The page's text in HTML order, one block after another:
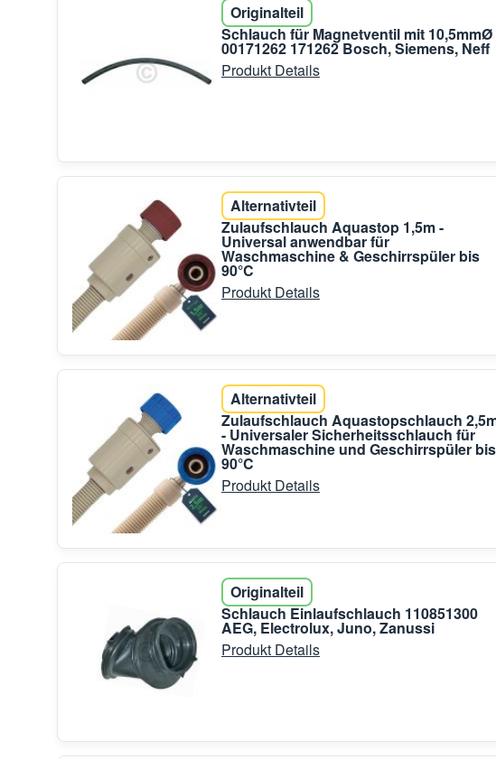
Originalteil
Schlauch für Magnetventil mit 10,5mmØ
00171262 171262 Bosch, Siemens, Neff
Produkt Details
Alternativteil
Zulaufschlauch Aquastop 1,5m -
Universal anwendbar für
Waschmaschine & Geschirrspüler bis
90°C
Produkt Details
Alternativteil
Zulaufschlauch Aquastopschlauch
- Universaler Sicherheitsschlauch für
Waschmaschine und Geschirrspüler bis
90°C
Produkt Details
Originalteil
Schlauch Einlaufschlauch 110851300
AEG, Electrolux, Juno, Zanussi
Produkt Details